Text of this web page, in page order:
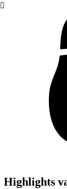
Highlights